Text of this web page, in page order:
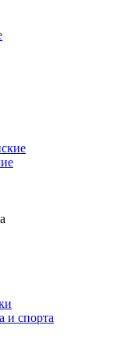
и спорта